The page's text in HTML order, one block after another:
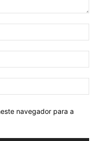
navegador para a